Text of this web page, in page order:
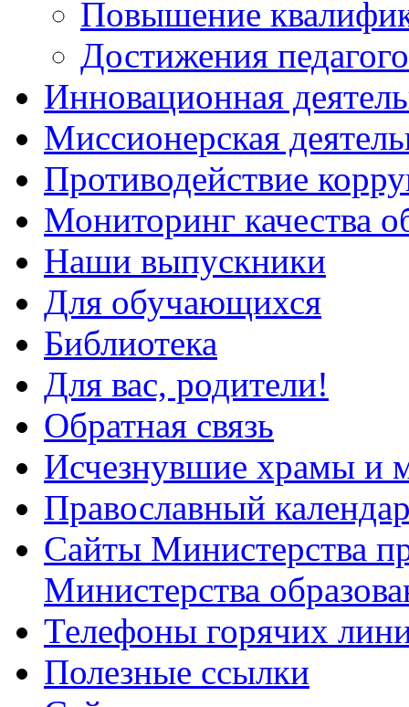
Повышение
Достижения
Инновационная
Миссионерская
Противодействие
Мониторинг качества
Наши выпускники
Для обучающихся
Библиотека
Для вас, родители!
Обратная связь
Исчезнувшие храмы и
Православный
Сайты Министерства
Министерства
Телефоны горячих
Полезные ссылки